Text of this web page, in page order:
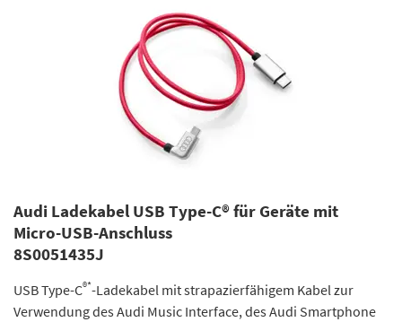
Audi Ladekabel USB Type-C® für Geräte mit
Micro-USB-Anschluss
8S0051435J
USB Type-C®*-Ladekabel mit strapazierfähigem Kabel zur
Verwendung des Audi Music Interface, des Audi Smartphone